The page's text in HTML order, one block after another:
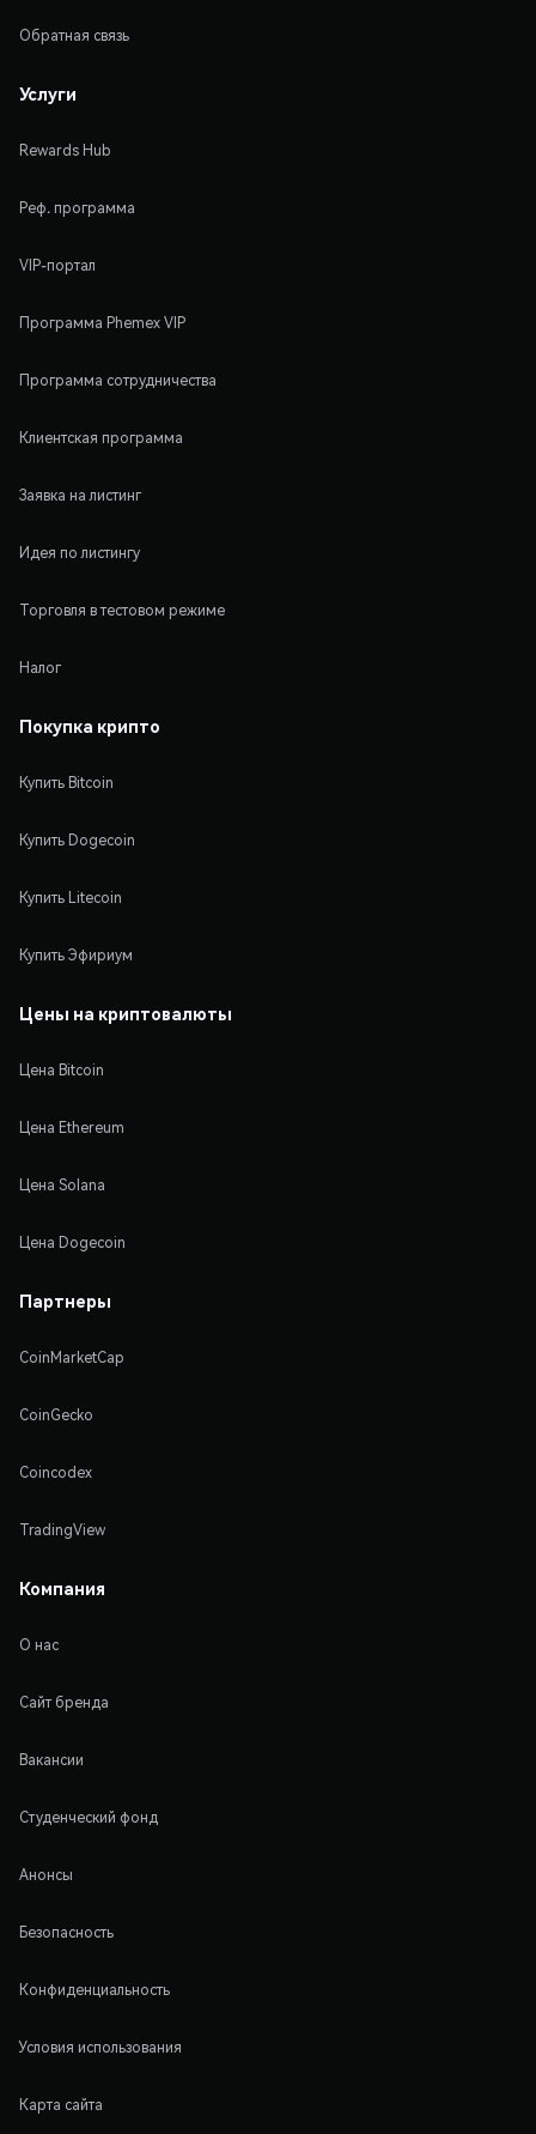
Обратная связь
Услуги
Rewards Hub
Реф. программа
VIP-портал
Программа Phemex VIP
Программа сотрудничества
Клиентская программа
Заявка на листинг
Идея по листингу
Торговля в тестовом режиме
Налог
Покупка крипто
Купить Bitcoin
Купить Dogecoin
Купить Litecoin
Купить Эфириум
Цены на криптовалюты
Цена Bitcoin
Цена Ethereum
Цена Solana
Цена Dogecoin
Партнеры
CoinMarketCap
CoinGecko
Coincodex
TradingView
Компания
О нас
Сайт бренда
Вакансии
Студенческий фонд
Анонсы
Безопасность
Конфиденциальность
Условия использования
Карта сайта